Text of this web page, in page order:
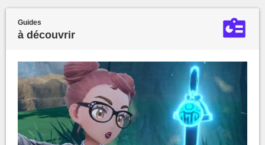
Guides
à découvrir